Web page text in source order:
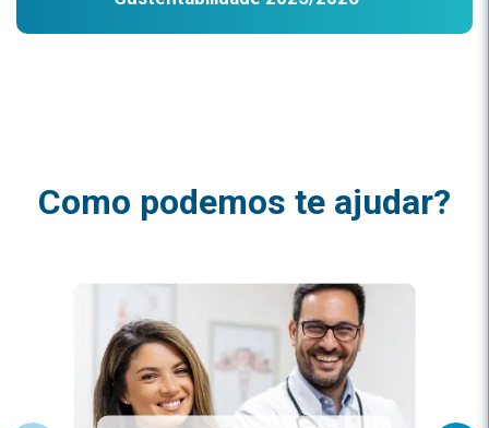
Como podemos te ajudar?